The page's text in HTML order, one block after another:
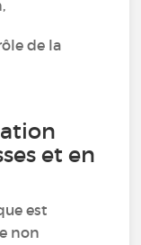
de la
et en
est
non